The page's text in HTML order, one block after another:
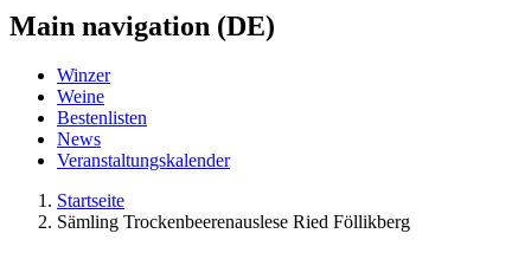
Main navigation (DE)
Winzer
Weine
Bestenlisten
News
Veranstaltungskalender
Startseite
Sämling Trockenbeerenauslese Ried Föllikberg